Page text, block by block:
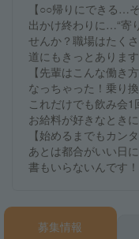
【○○帰りにできる…
出かけ終わりに…“寄
せんか？職場はたく
道にもきっとあります
【先輩はこんな働き
なっちゃった！乗り
これだけでも飲み会1
お給料が好きなとき
【始めるまでもカン
あとは都合がいい日
書もいらないんです！
募集情報